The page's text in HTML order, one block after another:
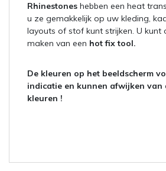
Rhinestones hebben een heat
u ze gemakkelijk op uw kleding,
layouts of stof kunt strijken. U kunt
maken van een hot fix tool.
De kleuren op het beeldscherm
indicatie en kunnen afwijken van
kleuren !